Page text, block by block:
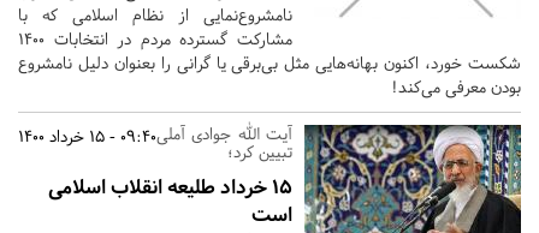
نامشروع‌نمایی از نظام اسلامی که با
مشارکت گسترده مردم در انتخابات 1400
شکست خورد، اکنون بهانه‌هایی مثل بی‌برقی یا گرانی را بعنوان دلیل نامشروع
بودن معرفی می‌کند!
09:40 - 15 خرداد 1400آیت الله جوادی آملی
تبیین کرد؛
15 خرداد طلیعه انقلاب اسلامی
است